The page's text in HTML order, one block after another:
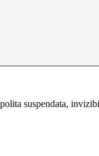
suspendata,